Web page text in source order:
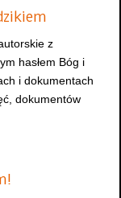
z
hasłem Bóg i
i dokumentach
dokumentów